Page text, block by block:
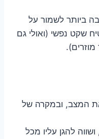
ביותר לשמור על
שקט נפשי (ואולי גם
מוזרים).
המצב, ובמקרה של
להגן עליו מכל